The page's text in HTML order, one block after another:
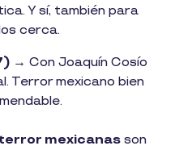
Y sí, también para
cerca.
→ Con Joaquín Cosío
Terror mexicano bien
mexicanas son